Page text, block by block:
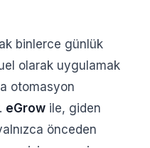
binlerce günlük
olarak uygulamak
otomasyon
eGrow ile, giden
önceden